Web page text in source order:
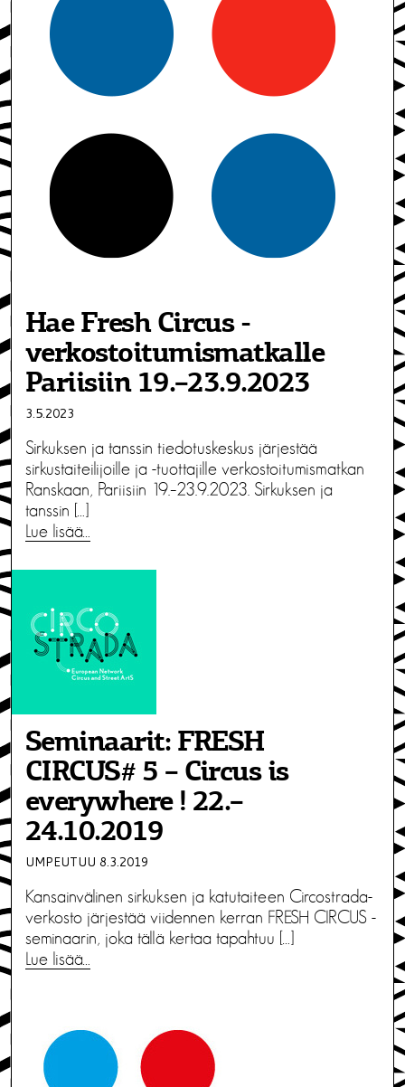
Hae Fresh Circus -
verkostoitumis­matkalle
Pariisiin 19.–23.9.2023
3.5.2023
Sirkuksen ja tanssin tiedotuskeskus järjestää
sirkustaiteilijoille ja -tuottajille verkostoitumismatkan
Ranskaan, Pariisiin 19.–23.9.2023. Sirkuksen ja
tanssin […]
Lue lisää…
Seminaarit: FRESH
CIRCUS# 5 – Circus is
everywhere ! 22.–
24.10.2019
UMPEUTUU 8.3.2019
Kansainvälinen sirkuksen ja katutaiteen Circostrada-
verkosto järjestää viidennen kerran FRESH CIRCUS -
seminaarin, joka tällä kertaa tapahtuu […]
Lue lisää…